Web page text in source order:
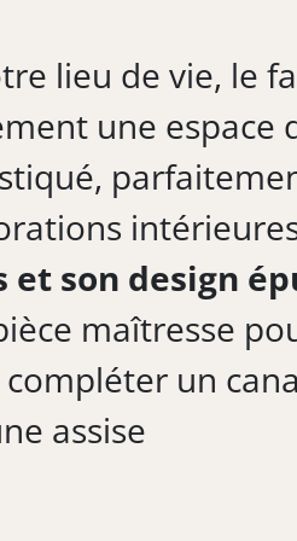
lieu de vie, le
une espace
son design
maîtresse
un
assise